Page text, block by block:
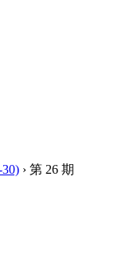
› 第 26 期